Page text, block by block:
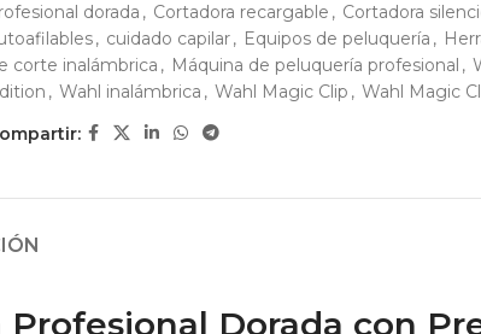
dorada , Cortadora recargable , Cortadora
, cuidado capilar, Equipos de peluquería ,
corte inalámbrica , Máquina de peluquería profesional ,
, Wahl inalámbrica , Wahl Magic Clip , Wahl Magic
Dorada con